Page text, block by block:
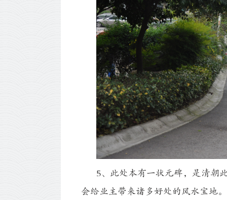
5、此处本有一状元碑，是清朝
会给业主带来诸多好处的风水宝地